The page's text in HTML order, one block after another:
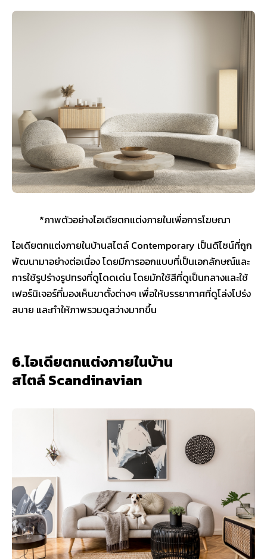
*ภาพตัวอย่างไอเดียตกแต่งภายในเพื่อการโฆษณา
ไอเดียตกแต่งภายในบ้านสไตล์ Contemporary เป็นดีไซน์ที่ถูก
พัฒนามาอย่างต่อเนื่อง โดยมีการออกแบบที่เป็นเอกลักษณ์และ
การใช้รูปร่างรูปทรงที่ดูโดดเด่น โดยมักใช้สีที่ดูเป็นกลางและใช้
เฟอร์นิเจอร์ที่มองเห็นขาตั้งต่างๆ เพื่อให้บรรยากาศที่ดูโล่งโปร่ง
สบาย และทำให้ภาพรวมดูสว่างมากขึ้น
6.ไอเดียตกแต่งภายในบ้าน
สไตล์ Scandinavian